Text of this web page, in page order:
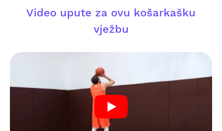
Video upute za ovu košarkašku
vježbu